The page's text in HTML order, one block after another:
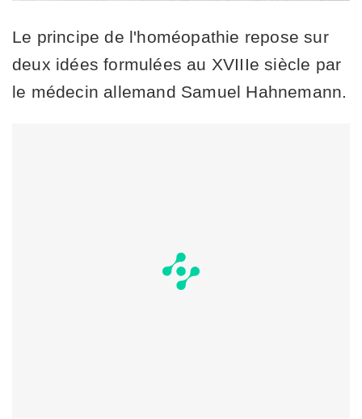
Le principe de l'homéopathie repose sur
deux idées formulées au XVIIIe siècle par
le médecin allemand Samuel Hahnemann.